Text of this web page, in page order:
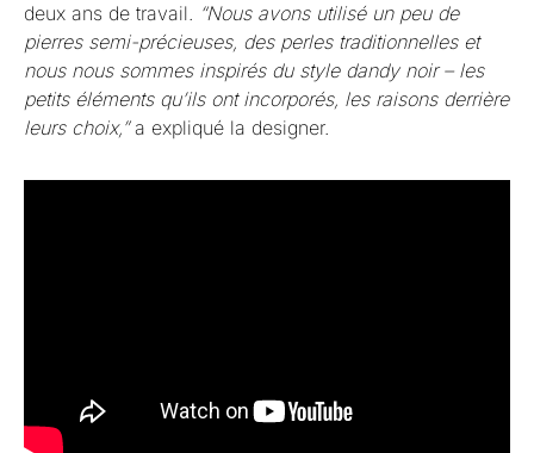
deux ans de travail. “Nous avons utilisé un peu de
pierres semi-précieuses, des perles traditionnelles et
nous nous sommes inspirés du style dandy noir – les
petits éléments qu’ils ont incorporés, les raisons derrière
leurs choix,”a expliqué la designer.